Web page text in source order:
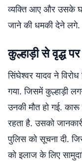
व्यक्ति आए और उसके
जाने की धमकी देने लगे.
कुल्हाड़ी से वृद्ध
सिंघेश्वर यादव ने
गया. जिसमें कुल्हाड़ी
उनकी मौत हो गई.
रहता है. उसको
पुलिस को सूचना दी.
को इलाज के लिए